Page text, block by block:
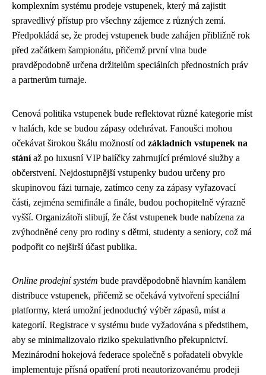
komplexním systému prodeje vstupenek, který má zajistit
spravedlivý přístup pro všechny zájemce z různých zemí.
Předpokládá se, že prodej vstupenek bude zahájen přibližně rok
před začátkem šampionátu, přičemž první vlna bude
pravděpodobně určena držitelům speciálních přednostních práv
a partnerům turnaje.
Cenová politika vstupenek bude reflektovat různé kategorie míst
v halách, kde se budou zápasy odehrávat. Fanoušci mohou
očekávat širokou škálu možností od základních vstupenek na
stáníaž po luxusní VIP balíčky zahrnující prémiové služby a
občerstvení. Nejdostupnější vstupenky budou určeny pro
skupinovou fázi turnaje, zatímco ceny za zápasy vyřazovací
části, zejména semifinále a finále, budou pochopitelně výrazně
vyšší. Organizátoři slibují, že část vstupenek bude nabízena za
zvýhodněné ceny pro rodiny s dětmi, studenty a seniory, což má
podpořit co nejširší účast publika.
Online prodejní systém bude pravděpodobně hlavním kanálem
distribuce vstupenek, přičemž se očekává vytvoření speciální
platformy, která umožní jednoduchý výběr zápasů, míst a
kategorií. Registrace v systému bude vyžadována s předstihem,
aby se minimalizovalo riziko spekulativního překupnictví.
Mezinárodní hokejová federace společně s pořadateli obvykle
implementuje přísná opatření proti neautorizovanému prodeji